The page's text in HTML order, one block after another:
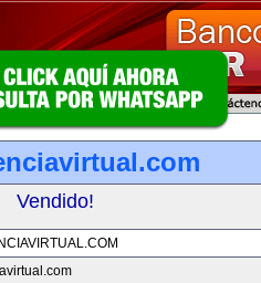
Vendido!